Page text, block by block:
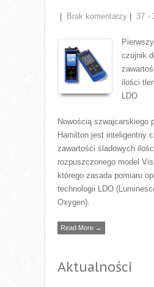
Brak komentarzy 37 -
czujnik
ilości
LDO
Nowością szwajcarskiego
Hamilton jest inteligentny
zawartości śladowych
rozpuszczonego model
którego zasada pomiaru
technologii LDO
Oxygen).
Read More →
Aktualności